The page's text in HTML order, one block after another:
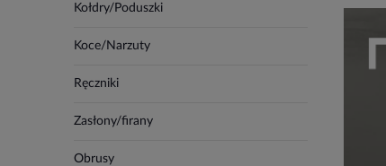
Kołdry/Poduszki
Koce/Narzuty
Ręczniki
Zasłony/firany
Obrusy